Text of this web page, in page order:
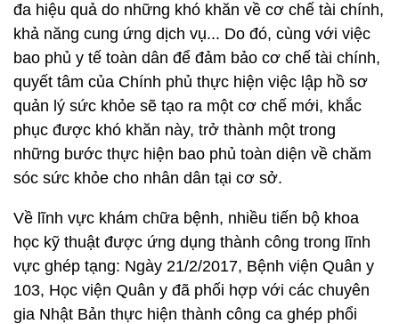
đa hiệu quả do những khó khăn về cơ chế tài chính,
khả năng cung ứng dịch vụ... Do đó, cùng với việc
bao phủ y tế toàn dân để đảm bảo cơ chế tài chính,
quyết tâm của Chính phủ thực hiện việc lập hồ sơ
quản lý sức khỏe sẽ tạo ra một cơ chế mới, khắc
phục được khó khăn này, trở thành một trong
những bước thực hiện bao phủ toàn diện về chăm
sóc sức khỏe cho nhân dân tại cơ sở.
Về lĩnh vực khám chữa bệnh, nhiều tiến bộ khoa
học kỹ thuật được ứng dụng thành công trong lĩnh
vực ghép tạng: Ngày 21/2/2017, Bệnh viện Quân y
103, Học viện Quân y đã phối hợp với các chuyên
gia Nhật Bản thực hiện thành công ca ghép phổi